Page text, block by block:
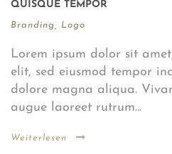
QUISQUE TEMPOR
Branding Logo
Lorem ipsum dolor sit
elit, sed eiusmod tempor
dolore magna aliqua.
augue laoreet rutrum...
Weiterlesen